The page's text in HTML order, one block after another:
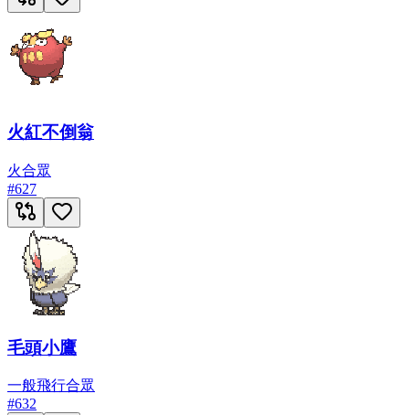
火紅不倒翁
火合眾
#627
毛頭小鷹
一般飛行合眾
#632